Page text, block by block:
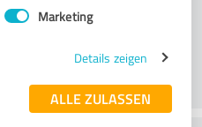
Marketing
Details zeigen
ALLE ZULASSEN